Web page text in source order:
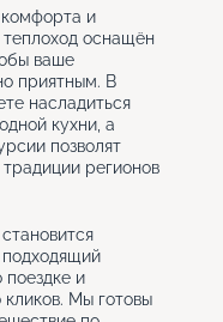
и
оснащён
ваше
приятным. В
насладиться
кухни, а
позволят
регионов
и
Мы готовы